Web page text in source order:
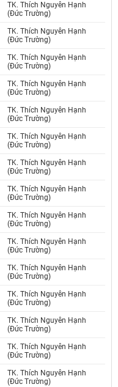
TK. Thích Nguyên Hạnh
(Đức Trường)
TK. Thích Nguyên Hạnh
(Đức Trường)
TK. Thích Nguyên Hạnh
(Đức Trường)
TK. Thích Nguyên Hạnh
(Đức Trường)
TK. Thích Nguyên Hạnh
(Đức Trường)
TK. Thích Nguyên Hạnh
(Đức Trường)
TK. Thích Nguyên Hạnh
(Đức Trường)
TK. Thích Nguyên Hạnh
(Đức Trường)
TK. Thích Nguyên Hạnh
(Đức Trường)
TK. Thích Nguyên Hạnh
(Đức Trường)
TK. Thích Nguyên Hạnh
(Đức Trường)
TK. Thích Nguyên Hạnh
(Đức Trường)
TK. Thích Nguyên Hạnh
(Đức Trường)
TK. Thích Nguyên Hạnh
(Đức Trường)
TK. Thích Nguyên Hạnh
(Đức Trường)